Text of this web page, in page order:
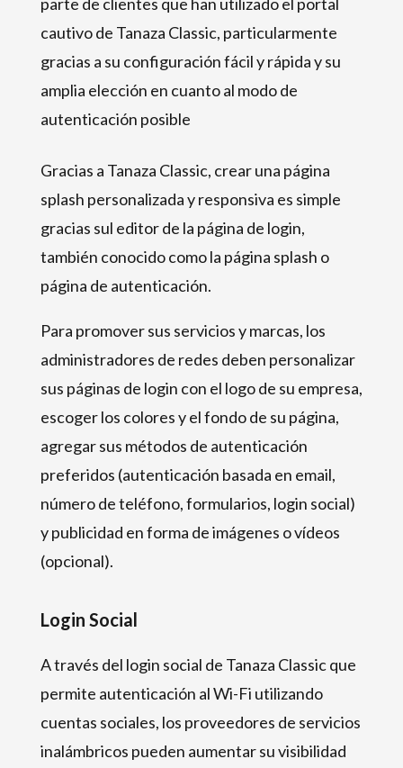
cautivo de Tanaza Classic, particularmente
gracias a su configuración fácil y rápida y su
amplia elección en cuanto al modo de
autenticación posible
Gracias a Tanaza Classic, crear una página
splash personalizada y responsiva es simple
gracias sul editor de la página de login,
también conocido como la página splash o
página de autenticación.
Para promover sus servicios y marcas, los
administradores de redes deben personalizar
sus páginas de login con el logo de su empresa,
escoger los colores y el fondo de su página,
agregar sus métodos de autenticación
preferidos (autenticación basada en email,
número de teléfono, formularios, login social)
y publicidad en forma de imágenes o vídeos
(opcional).
Login Social
A través del login social de Tanaza Classic que
permite autenticación al Wi-Fi utilizando
cuentas sociales, los proveedores de servicios
inalámbricos pueden aumentar su visibilidad